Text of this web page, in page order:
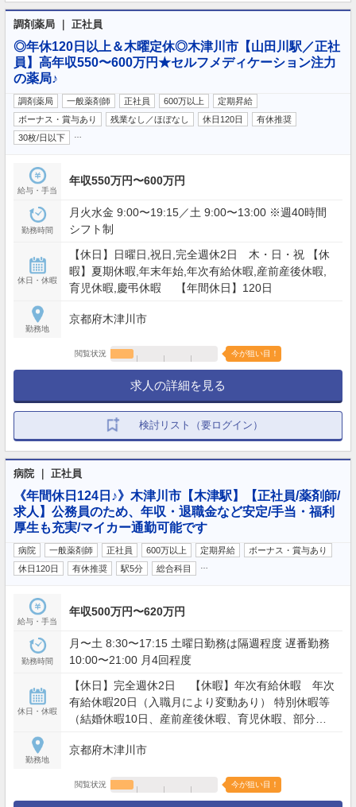
調剤薬局 ｜ 正社員
◎年休120日以上＆木曜定休◎木津川市【山田川駅／正社
員】高年収550〜600万円★セルフメディケーション注力
の薬局♪
調剤薬局 一般薬剤師 正社員 600万以上
定期昇給
ボーナス・賞与あり
残業なし／ほぼなし 休日120日
有休推奨
30枚/日以下
給与・手当
年収550万円〜600万円
勤務時間
月火水金 9:00〜19:15／土 9:00〜13:00 ※週40時間
シフト制
休日・休暇
【休日】日曜日,祝日,完全週休2日 木・日・祝 【休
暇】夏期休暇,年末年始,年次有給休暇,産前産後休暇,
育児休暇,慶弔休暇 【年間休日】120日
勤務地
京都府木津川市
閲覧状況 今が狙い目！
求人の詳細を見る
検討リスト（要ログイン）
病院 ｜ 正社員
《年間休日124日♪》木津川市【木津駅】【正社員/薬剤師/
求人】公務員のため、年収・退職金など安定/手当・福利
厚生も充実/マイカー通勤可能です
病院 一般薬剤師 正社員 600万以上 定期昇給
ボーナス・賞与あり
休日120日
有休推奨 駅5分 総合科目
給与・手当
年収500万円〜620万円
勤務時間
月〜土 8:30〜17:15 土曜日勤務は隔週程度 遅番勤務
10:00〜21:00 月4回程度
休日・休暇
【休日】完全週休2日 【休暇】年次有給休暇 年次
有給休暇20日（入職月により変動あり） 特別休暇等
（結婚休暇10日、産前産後休暇、育児休暇、部分休
124日
勤務地
京都府木津川市
閲覧状況 今が狙い目！